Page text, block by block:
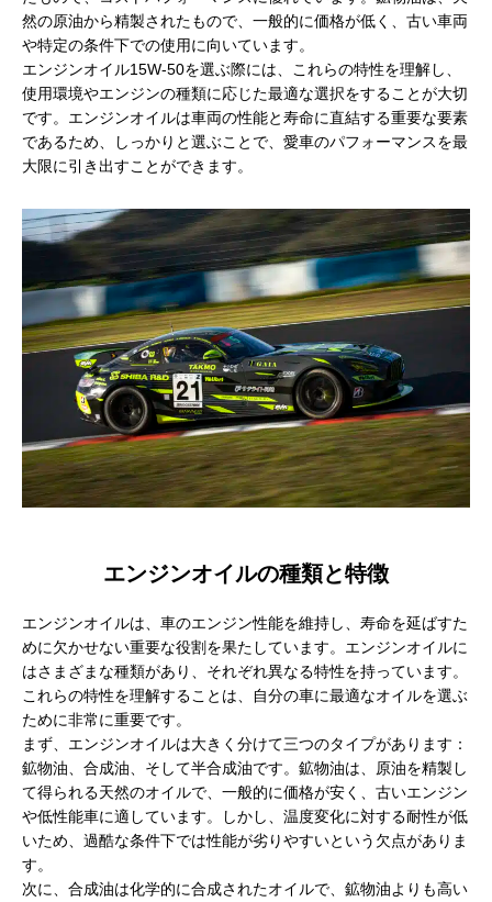
然の原油から精製されたもので、一般的に価格が低く、古い車両
や特定の条件下での使用に向いています。
エンジンオイル15W-50を選ぶ際には、これらの特性を理解し、
使用環境やエンジンの種類に応じた最適な選択をすることが大切
です。エンジンオイルは車両の性能と寿命に直結する重要な要素
であるため、しっかりと選ぶことで、愛車のパフォーマンスを最
大限に引き出すことができます。
エンジンオイルの種類と特徴
エンジンオイルは、車のエンジン性能を維持し、寿命を延ばすた
めに欠かせない重要な役割を果たしています。エンジンオイルに
はさまざまな種類があり、それぞれ異なる特性を持っています。
これらの特性を理解することは、自分の車に最適なオイルを選ぶ
ために非常に重要です。
まず、エンジンオイルは大きく分けて三つのタイプがあります：
鉱物油、合成油、そして半合成油です。鉱物油は、原油を精製し
て得られる天然のオイルで、一般的に価格が安く、古いエンジン
や低性能車に適しています。しかし、温度変化に対する耐性が低
いため、過酷な条件下では性能が劣りやすいという欠点がありま
す。
次に、合成油は化学的に合成されたオイルで、鉱物油よりも高い